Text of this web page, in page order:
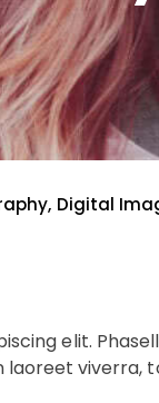
Digital
elit.
laoreet